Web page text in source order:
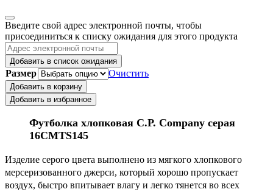
Закрыть
уведомление
Введите свой адрес электронной почты, чтобы
присоединиться к списку ожидания для этого продукта
Добавить в список ожидания
Размер Очистить
Добавить в корзину
Добавить в избранное
Футболка хлопковая C.P. Company серая
16CMTS145
Изделие серого цвета выполнено из мягкого хлопкового
мерсеризованного джерси, который хорошо пропускает
воздух, быстро впитывает влагу и легко тянется во всех